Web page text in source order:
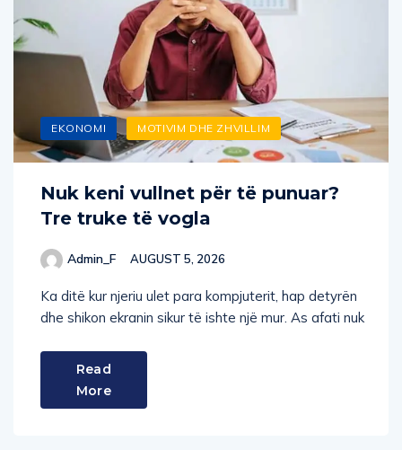
EKONOMI MOTIVIM DHE ZHVILLIM
Nuk keni vullnet për të punuar?
Tre truke të vogla
Admin_F AUGUST 5, 2026
Ka ditë kur njeriu ulet para kompjuterit, hap detyrën
dhe shikon ekranin sikur të ishte një mur. As afati nuk
Read
More